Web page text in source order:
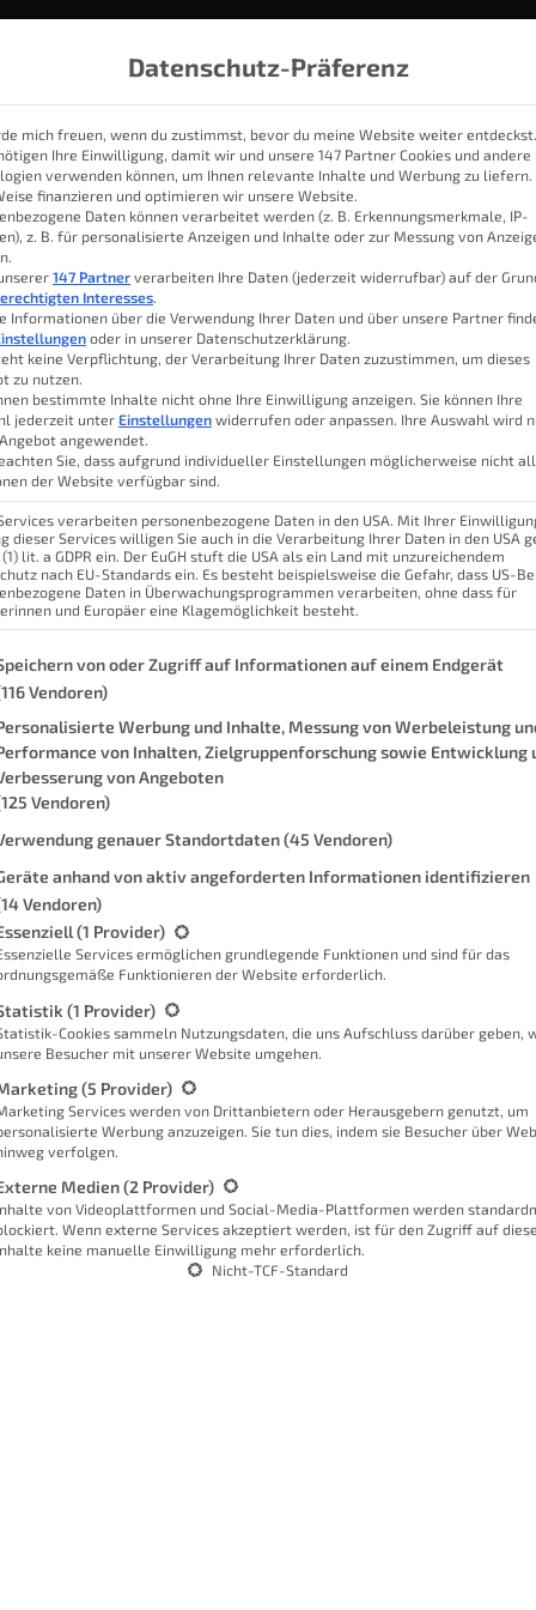
IOBROKER THEMEN KATEGORIEN SMART HOME
Profi: Die DJI Mini 3 Pro
so leicht. Und ich weiß auch gar
am Markt ist. Doch für mich ist
schöne Aufnahmen aus der Luft
leicht, was insbesondere bei
Rolle spielt.
(und natürlich in meiner
Dabei ist ein Video entstanden, das
mischt. Das Video habe ich
einen Eindruck verschaffen kannst.
sollten wir uns das Teil etwas
einen laienhaften Erfahrungsbericht
der DJI Mini 3 Pro und
Modell, welches ich mir
Auto unterwegs. Wenn du dazu
dann schau unbedingt vorbei!
Spezifikationen
sich daher perfekt für Einsteiger.
nicht nur besonders leicht,
sie eine maximale Geschwindigkeit
und in der Realität
jedoch auch die Batterie schnell
21,6 km/h und absoluter Windstille
schaffen. In der Praxis wird das
Flugverhalten sehr stark
sie sich bis zu 18 km entfernen
Drohne muss immer in Sichtweise
als 18 km in die Ferne blicken und
4
Datenschutz-Präferenz
mich freuen, wenn du zustimmst, bevor du meine Website weiter entdeckst.
Ihre Einwilligung, damit wir und unsere 147 Partner Cookies und andere
verwenden können, um Ihnen relevante Inhalte und Werbung zu liefern.
finanzieren und optimieren wir unsere Website.
Daten können verarbeitet werden (z. B. Erkennungsmerkmale, IP-
z. B. für personalisierte Anzeigen und Inhalte oder zur Messung von
147 Partner verarbeiten Ihre Daten (jederzeit widerrufbar) auf der
Interesses.
Informationen über die Verwendung Ihrer Daten und über unsere Partner
oder in unserer Datenschutzerklärung.
keine Verpflichtung, der Verarbeitung Ihrer Daten zuzustimmen, um dieses
zu nutzen.
bestimmte Inhalte nicht ohne Ihre Einwilligung anzeigen. Sie können Ihre
jederzeit unter Einstellungen widerrufen oder anpassen. Ihre Auswahl wird
angewendet.
Sie, dass aufgrund individueller Einstellungen möglicherweise nicht
der Website verfügbar sind.
verarbeiten personenbezogene Daten in den USA. Mit Ihrer
dieser Services willigen Sie auch in die Verarbeitung Ihrer Daten in den USA
lit. a GDPR ein. Der EuGH stuft die USA als ein Land mit unzureichendem
nach EU-Standards ein. Es besteht beispielsweise die Gefahr, dass US-
Daten in Überwachungsprogrammen verarbeiten, ohne dass für
und Europäer eine Klagemöglichkeit besteht.
finden Sie eine Liste der Zwecke des IAB Transparency and
von oder Zugriff auf Informationen auf einem Endgerät
Vendoren)
Werbung und Inhalte, Messung von Werbeleistung
von Inhalten, Zielgruppenforschung sowie Entwicklung
von Angeboten
Vendoren)
genauer Standortdaten(45 Vendoren)
anhand von aktiv angeforderten Informationen identifizieren
Vendoren)
eine Liste der Service-Gruppen, für die eine Einwilligung erteilt
(1 Provider)
Services ermöglichen grundlegende Funktionen und sind für das
Funktionieren der Website erforderlich.
(1 Provider)
Cookies sammeln Nutzungsdaten, die uns Aufschluss darüber geben,
Besucher mit unserer Website umgehen.
(5 Provider)
Services werden von Drittanbietern oder Herausgebern genutzt, um
Werbung anzuzeigen. Sie tun dies, indem sie Besucher über
verfolgen.
Medien(2 Provider)
von Videoplattformen und Social-Media-Plattformen werden
Wenn externe Services akzeptiert werden, ist für den Zugriff auf diese
keine manuelle Einwilligung mehr erforderlich.
Nicht-TCF-Standard